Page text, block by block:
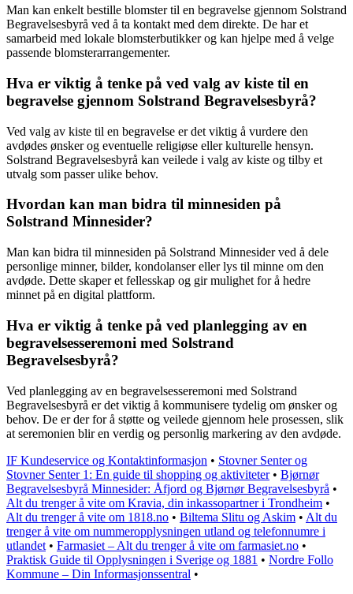
Man kan enkelt bestille blomster til en begravelse gjennom Solstrand
Begravelsesbyrå ved å ta kontakt med dem direkte. De har et
samarbeid med lokale blomsterbutikker og kan hjelpe med å velge
passende blomsterarrangementer.
Hva er viktig å tenke på ved valg av kiste til en
begravelse gjennom Solstrand Begravelsesbyrå?
Ved valg av kiste til en begravelse er det viktig å vurdere den
avdødes ønsker og eventuelle religiøse eller kulturelle hensyn.
Solstrand Begravelsesbyrå kan veilede i valg av kiste og tilby et
utvalg som passer ulike behov.
Hvordan kan man bidra til minnesiden på
Solstrand Minnesider?
Man kan bidra til minnesiden på Solstrand Minnesider ved å dele
personlige minner, bilder, kondolanser eller lys til minne om den
avdøde. Dette skaper et fellesskap og gir mulighet for å hedre
minnet på en digital plattform.
Hva er viktig å tenke på ved planlegging av en
begravelsesseremoni med Solstrand
Begravelsesbyrå?
Ved planlegging av en begravelsesseremoni med Solstrand
Begravelsesbyrå er det viktig å kommunisere tydelig om ønsker og
behov. De er der for å støtte og veilede gjennom hele prosessen, slik
at seremonien blir en verdig og personlig markering av den avdøde.
IF Kundeservice og Kontaktinformasjon • Stovner Senter og
Stovner Senter 1: En guide til shopping og aktiviteter• Bjørnør
Begravelsesbyrå Minnesider: Åfjord og Bjørnør Begravelsesbyrå •
Alt du trenger å vite om Kravia, din inkassopartner i Trondheim •
Alt du trenger å vite om 1818.no • Biltema Slitu og Askim • Alt du
trenger å vite om nummeropplysningen utland og telefonnumre i
utlandet • Farmasiet – Alt du trenger å vite om farmasiet.no •
Praktisk Guide til Opplysningen i Sverige og 1881 • Nordre Follo
Kommune – Din Informasjonssentral •